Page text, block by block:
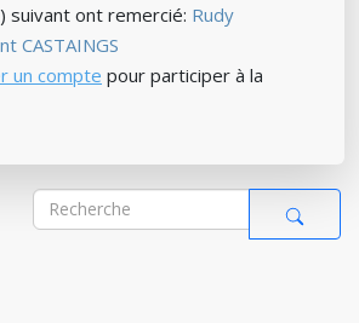
suivant ont remercié: Rudy
CASTAINGS
un compte pour participer à la